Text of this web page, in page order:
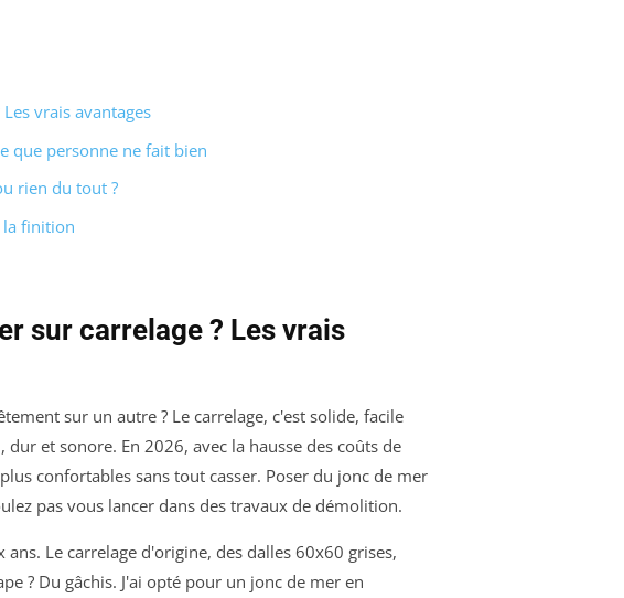
vrais avantages
que personne ne fait bien
rien du tout ?
la finition
sur carrelage ? Les vrais
sur un autre ? Le carrelage, c'est solide, facile
et sonore. En 2026, avec la hausse des coûts de
confortables sans tout casser. Poser du jonc de mer
pas vous lancer dans des travaux de démolition.
Le carrelage d'origine, des dalles 60x60 grises,
? Du gâchis. J'ai opté pour un jonc de mer en